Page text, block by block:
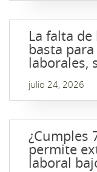
La falta
basta
laborales,
julio 24, 2026
¿Cumples
permite
laboral